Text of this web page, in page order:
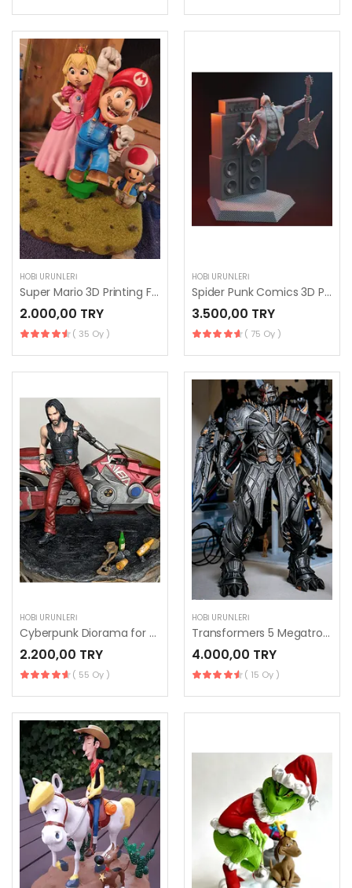
HOBI ÜRÜNLERI
Super Mario 3D Printing Figurines
2.000,00 TRY
( 35 Oy )
HOBI ÜRÜNLERI
Spider Punk Comics 3D Printing
3.500,00 TRY
( 75 Oy )
HOBI ÜRÜNLERI
Cyberpunk Diorama for 3D Printing
2.200,00 TRY
( 55 Oy )
HOBI ÜRÜNLERI
Transformers 5 Megatron 3D Printing Model
4.000,00 TRY
( 15 Oy )